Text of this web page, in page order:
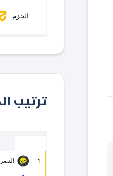
الحزم
ترتيب
1 النصر